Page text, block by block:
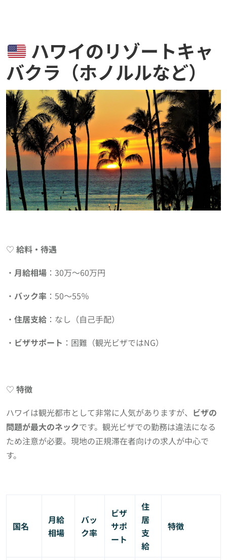
ハワイのリゾートキャ
バクラ（ホノルルなど）
♡ 給料・待遇
・ 月給相場 ：30万〜60万円
・ バック率 ：50〜55％
・ 住居支給 ：なし（自己手配）
・ ビザサポート ：困難（観光ビザではNG）
♡ 特徴
ハワイは観光都市として非常に人気がありますが、 ビザの
問題が最大のネックです。観光ビザでの勤務は違法になる
ため注意が必要。現地の正規滞在者向けの求人が中心で
す。
国名
月給
相場
バッ
ク率
ビザ
サポ
ート
住
居
支
給
特徴